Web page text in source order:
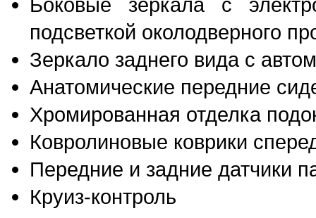
подсветкой околодверного
Зеркало заднего вида с
Анатомические передние
Хромированная отделка
Ковролиновые коврики
Передние и задние датчики
Круиз-контроль